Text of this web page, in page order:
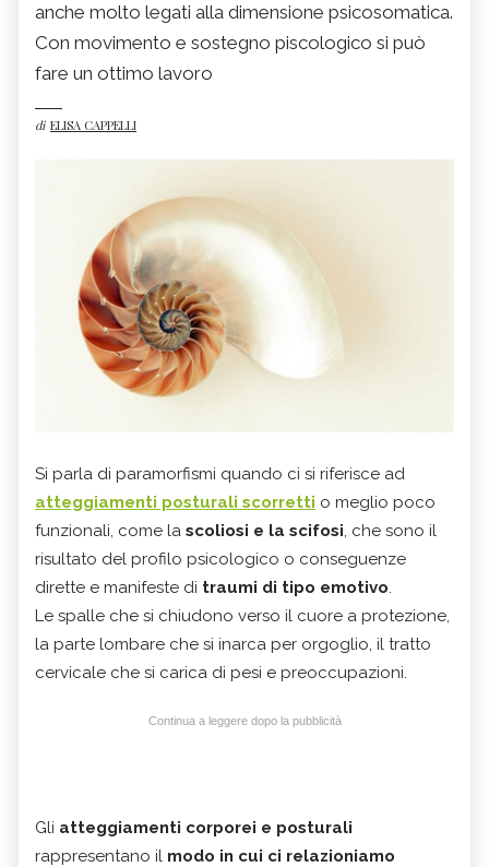
anche molto legati alla dimensione psicosomatica.
Con movimento e sostegno piscologico si può
fare un ottimo lavoro
di ELISA CAPPELLI
Si parla di paramorfismi quando ci si riferisce ad
atteggiamenti posturali scorretti o meglio poco
funzionali, come la scoliosi e la scifosi, che sono il
risultato del profilo psicologico o conseguenze
dirette e manifeste di traumi di tipo emotivo.
Le spalle che si chiudono verso il cuore a protezione,
la parte lombare che si inarca per orgoglio, il tratto
cervicale che si carica di pesi e preoccupazioni.
Continua a leggere dopo la pubblicità
Gli atteggiamenti corporei e posturali
rappresentano il modo in cui ci relazioniamo